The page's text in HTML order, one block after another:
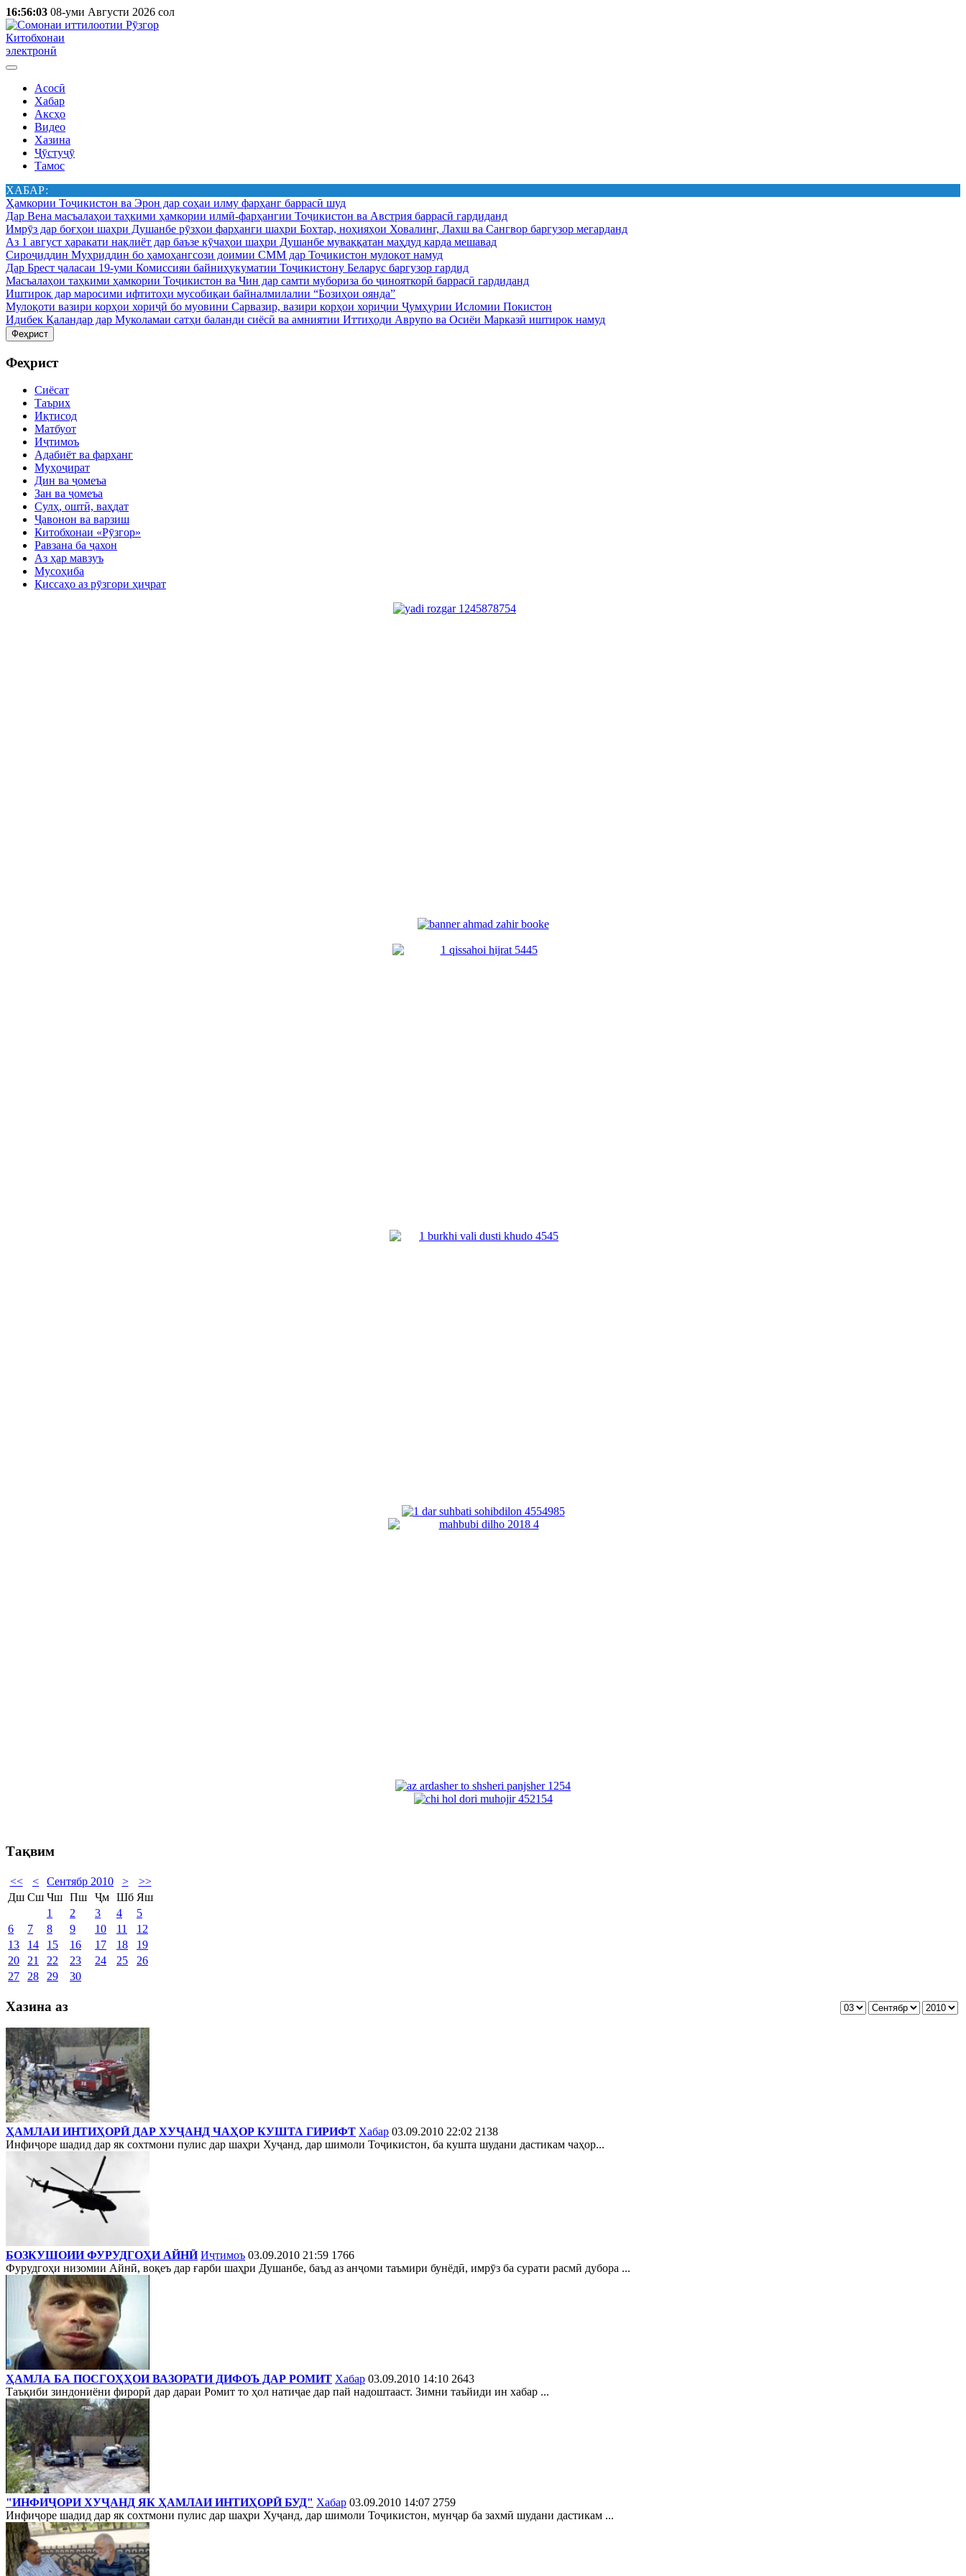
16:56:03 08-уми Августи 2026 сол
Китобхонаи
электронӣ
Асосӣ
Хабар
Аксҳо
Видео
Хазина
Ҷӯстуҷӯ
Тамос
ХАБАР:
Ҳамкории Тоҷикистон ва Эрон дар соҳаи илму фарҳанг баррасӣ шуд
Дар Вена масъалаҳои таҳкими ҳамкории илмӣ-фарҳангии Тоҷикистон ва Австрия баррасӣ гардиданд
Имрӯз дар боғҳои шаҳри Душанбе рӯзҳои фарҳанги шаҳри Бохтар, ноҳияҳои Ховалинг, Лахш ва Сангвор баргузор мегарданд
Аз 1 август ҳаракати нақлиёт дар баъзе кӯчаҳои шаҳри Душанбе муваққатан маҳдуд карда мешавад
Сироҷиддин Муҳриддин бо ҳамоҳангсози доимии СММ дар Тоҷикистон мулоқот намуд
Дар Брест ҷаласаи 19-уми Комиссияи байниҳукуматии Тоҷикистону Беларус баргузор гардид
Масъалаҳои таҳкими ҳамкории Тоҷикистон ва Чин дар самти мубориза бо ҷинояткорӣ баррасӣ гардиданд
Иштирок дар маросими ифтитоҳи мусобиқаи байналмилалии “Бозиҳои оянда”
Мулоқоти вазири корҳои хориҷӣ бо муовини Сарвазир, вазири корҳои хориҷии Ҷумҳурии Исломии Покистон
Идибек Қаландар дар Муколамаи сатҳи баланди сиёсӣ ва амниятии Иттиҳоди Аврупо ва Осиёи Марказӣ иштирок намуд
Феҳрист
Феҳрист
Сиёсат
Таърих
Иқтисод
Матбуот
Иҷтимоъ
Адабиёт ва фарҳанг
Муҳоҷират
Дин ва ҷомеъа
Зан ва ҷомеъа
Сулҳ, оштӣ, ваҳдат
Ҷавонон ва варзиш
Китобхонаи «Рӯзгор»
Равзана ба ҷахон
Аз ҳар мавзуъ
Мусоҳиба
Қиссаҳо аз рӯзгори ҳиҷрат
Тақвим
<< < Сентябр 2010 >
>>
Дш Сш Чш Пш Ҷм Шб Яш
1
2 3 4
5
6
7 8 9 10 11
12
13
14 15 16 17 18
19
20
21 22 23 24 25
26
27
28 29 30
Хазина аз
ҲАМЛАИ ИНТИҲОРӢ ДАР ХУҶАНД ЧАҲОР КУШТА ГИРИФТ Хабар 03.09.2010 22:02 2138
Инфиҷоре шадид дар як сохтмони пулис дар шаҳри Хуҷанд, дар шимоли Тоҷикистон, ба кушта шудани дастикам чаҳор...
БОЗКУШОИИ ФУРУДГОҲИ АЙНӢ Иҷтимоъ 03.09.2010 21:59 1766
Фурудгоҳи низомии Айнӣ, воқеъ дар ғарби шаҳри Душанбе, баъд аз анҷоми таъмири бунёдӣ, имрӯз ба сурати расмӣ дубора ...
ҲАМЛА БА ПОСГОҲҲОИ ВАЗОРАТИ ДИФОЪ ДАР РОМИТ Хабар 03.09.2010 14:10 2643
Таъқиби зиндониёни фирорӣ дар дараи Ромит то ҳол натиҷае дар пай надоштааст. Зимни таъйиди ин хабар ...
"ИНФИҶОРИ ХУҶАНД ЯК ҲАМЛАИ ИНТИҲОРӢ БУД" Хабар 03.09.2010 14:07 2759
Инфиҷоре шадид дар як сохтмони пулис дар шаҳри Хуҷанд, дар шимоли Тоҷикистон, мунҷар ба захмӣ шудани дастикам ...